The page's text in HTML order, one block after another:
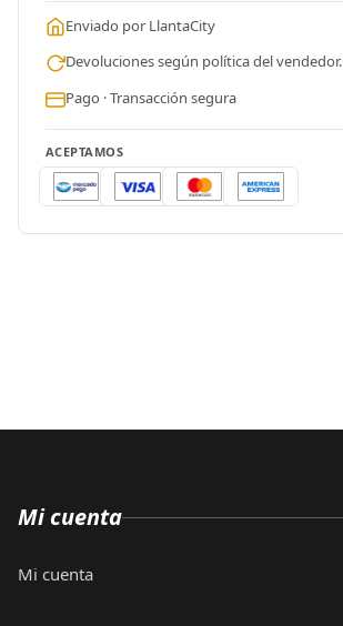
Enviado por LlantaCity
Devoluciones según política del vendedor.
Pago · Transacción segura
ACEPTAMOS
Mi cuenta
Mi cuenta